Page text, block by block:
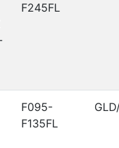
F245FL
F095-
F135FL